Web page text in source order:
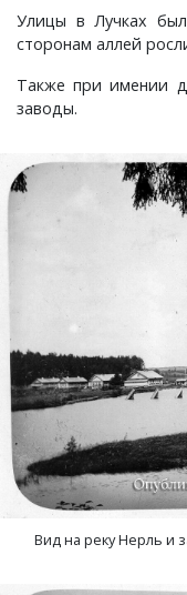
Улицы в Лучках
сторонам аллей
Также при имении
заводы.
Вид на реку Нерль и